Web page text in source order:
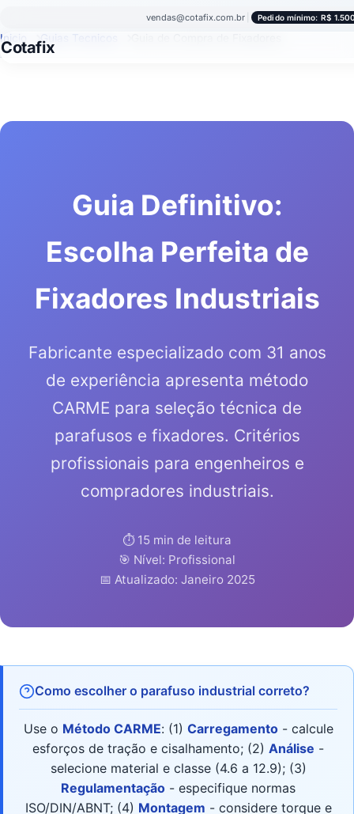
vendas@cotafix.com.br Pedido mínimo: R$
Cotafix
Inicio Guias Tecnicos
Guia Definitivo:
Escolha Perfeita de
Fixadores Industriais
Fabricante especializado com 31 anos
de experiência apresenta método
CARME para seleção técnica de
parafusos e fixadores. Critérios
profissionais para engenheiros e
compradores industriais.
⏱️ 15 min de leitura
🎯 Nível: Profissional
📅 Atualizado: Janeiro 2025
Como escolher o parafuso industrial correto?
Use o Método CARME: (1) Carregamento- calcule
esforços de tração e cisalhamento; (2) Análise -
selecione material e classe (4.6 a 12.9); (3)
Regulamentação - especifique normas
ISO/DIN/ABNT; (4) Montagem - considere torque e